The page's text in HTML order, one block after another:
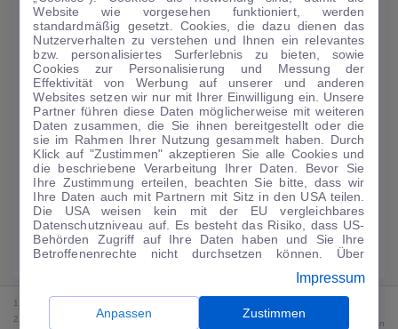
1.0 T-GDI Trend Mild-Hybrid DAB/Sitzhzg.
19.196 km· 08/2023· Benzin·Automatik
Finanzierung Kaufen
159€/mtl.
Guter Preis4
0 € Anzahlung ·60 Monate ·Finanzierungs-Details
Angebot anfragen Rate anpassen
Kraftstoffverbrauch komb. 7,2 l/100 km · CO₂-Emissionen komb. 165 g/km
· CO₂-Klasse F · WLTP*
1
2 Bei dem Streichpreis handelt es sich für Neufahrzeuge und junge Gebrauchte um den
Website wie vorgesehen funktioniert, werden
standardmäßig gesetzt. Cookies, die dazu dienen das
Nutzerverhalten zu verstehen und Ihnen ein relevantes
bzw. personalisiertes Surferlebnis zu bieten, sowie
Cookies zur Personalisierung und Messung der
Effektivität von Werbung auf unserer und anderen
Websites setzen wir nur mit Ihrer Einwilligung ein. Unsere
Partner führen diese Daten möglicherweise mit weiteren
Daten zusammen, die Sie ihnen bereitgestellt oder die
sie im Rahmen Ihrer Nutzung gesammelt haben. Durch
Klick auf "Zustimmen" akzeptieren Sie alle Cookies und
die beschriebene Verarbeitung Ihrer Daten. Bevor Sie
Ihre Zustimmung erteilen, beachten Sie bitte, dass wir
Ihre Daten auch mit Partnern mit Sitz in den USA teilen.
Die USA weisen kein mit der EU vergleichbares
Datenschutzniveau auf. Es besteht das Risiko, dass US-
Behörden Zugriff auf Ihre Daten haben und Sie Ihre
Betroffenenrechte nicht durchsetzen können. Über
anpassen. Dies ist auch später jederzeit im Bereich
Cookie-Richtliniemöglich. Weitere Informationen finden
Sie in unsererDatenschutzerklärung .
Impressum
Anpassen Zustimmen